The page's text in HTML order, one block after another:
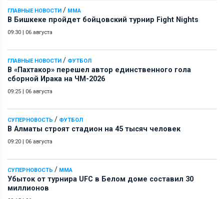
ГЛАВНЫЕ НОВОСТИ / ММА
В Бишкеке пройдет бойцовский турнир Fight Nights
09:30 | 06 августа
ГЛАВНЫЕ НОВОСТИ / ФУТБОЛ
В «Пахтакор» перешел автор единственного гола
сборной Ирака на ЧМ-2026
09:25 | 06 августа
СУПЕРНОВОСТЬ / ФУТБОЛ
В Алматы строят стадион на 45 тысяч человек
09:20 | 06 августа
СУПЕРНОВОСТЬ / ММА
Убыток от турнира UFC в Белом доме составил 30
миллионов